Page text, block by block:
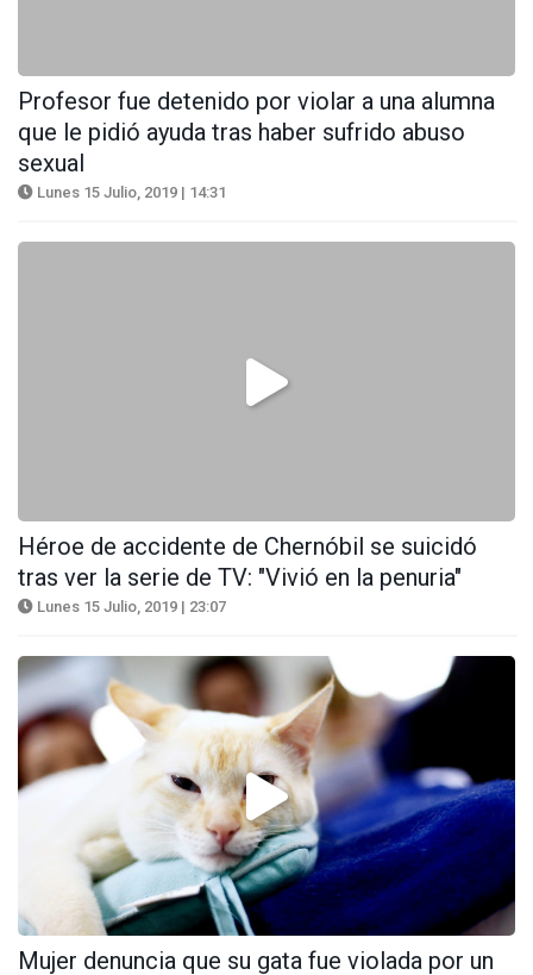
Profesor fue detenido por violar a una alumna
que le pidió ayuda tras haber sufrido abuso
sexual
Lunes 15 Julio, 2019 | 14:31
Héroe de accidente de Chernóbil se suicidó
tras ver la serie de TV: "Vivió en la penuria"
Lunes 15 Julio, 2019 | 23:07
Mujer denuncia que su gata fue violada por un